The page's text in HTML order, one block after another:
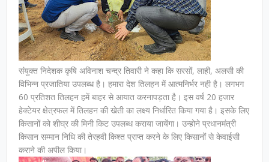
संयुक्त निदेशक कृषि अविनाश चन्द्र तिवारी ने कहा कि सरसों, लाही, अलसी की
विभिन्न प्रजातिया उपलब्ध है। हमारा देश तिलहन में आत्मनिर्भर नही है। लगभग
60 प्रतिशत तिलहन हमें बाहर से आयात करनापड़ता है। इस वर्ष 20 हजार
हेक्टेयर क्षेत्रफल में तिलहन की खेती का लक्ष्य निर्धारित किया गया है। इसके लिए
किसानों को शीघ्र की मिनी किट उपलब्ध कराया जायेंगा। उन्होने प्रधानमंत्री
किसान सम्मान निधि की तेरहवी किश्त प्राप्त करने के लिए किसानों से केवाईसी
कराने की अपील किया।